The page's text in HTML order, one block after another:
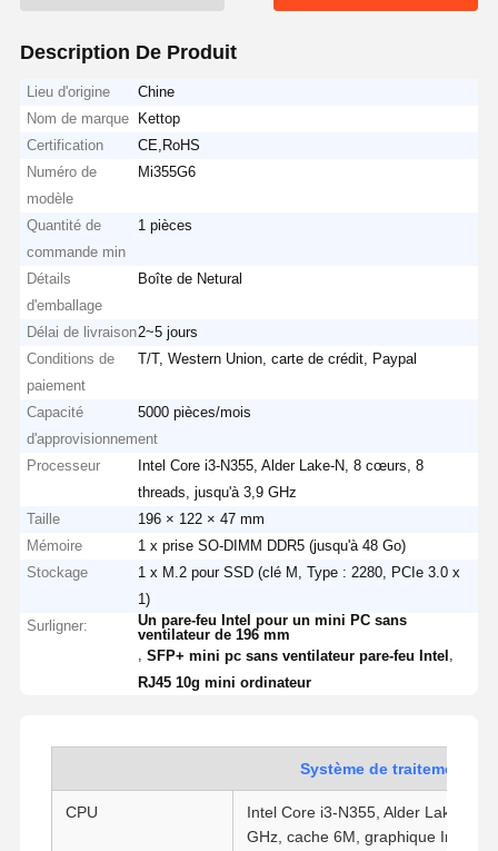
Description De Produit
Lieu d'origine
Chine
Nom de marque
Kettop
Certification
CE,RoHS
Numéro de
modèle
Mi355G6
Quantité de
commande min
1 pièces
Détails
d'emballage
Boîte de Netural
Délai de livraison2~5 jours
Conditions de
paiement
T/T, Western Union, carte de crédit, Paypal
Capacité
d'approvisionnement
5000 pièces/mois
Processeur
Intel Core i3-N355, Alder Lake-N, 8 cœurs, 8
threads, jusqu'à 3,9 GHz
Taille
196 × 122 × 47 mm
Mémoire
1 x prise SO-DIMM DDR5 (jusqu'à 48 Go)
Stockage
1 x M.2 pour SSD (clé M, Type : 2280, PCIe 3.0 x
1)
Surligner:
Un pare-feu Intel pour un mini PC sans
ventilateur de 196 mm
,SFP+ mini pc sans ventilateur pare-feu Intel
RJ45 10g mini ordinateur
Système de traitement
CPU
Intel Core i3-N355, Alder Lake-N,
GHz, cache 6M, graphique Intel